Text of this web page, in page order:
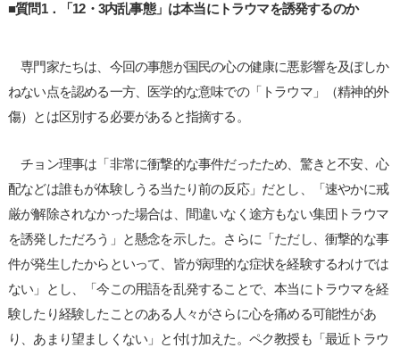
■質問1．「12・3内乱事態」は本当にトラウマを誘発するのか
専門家たちは、今回の事態が国民の心の健康に悪影響を及ぼしか
ねない点を認める一方、医学的な意味での「トラウマ」（精神的外
傷）とは区別する必要があると指摘する。
チョン理事は「非常に衝撃的な事件だったため、驚きと不安、心
配などは誰もが体験しうる当たり前の反応」だとし、「速やかに戒
厳が解除されなかった場合は、間違いなく途方もない集団トラウマ
を誘発しただろう」と懸念を示した。さらに「ただし、衝撃的な事
件が発生したからといって、皆が病理的な症状を経験するわけでは
ない」とし、「今この用語を乱発することで、本当にトラウマを経
験したり経験したことのある人々がさらに心を痛める可能性があ
り、あまり望ましくない」と付け加えた。ペク教授も「最近トラウ